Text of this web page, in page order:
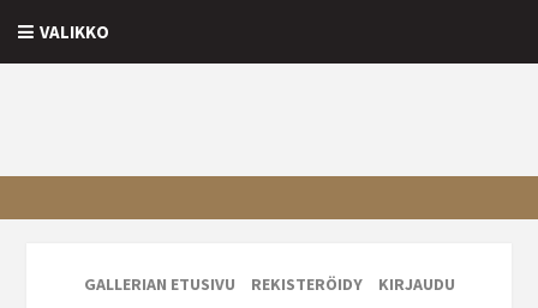
VALIKKO
GALLERIAN ETUSIVU REKISTERÖIDY
KIRJAUDU